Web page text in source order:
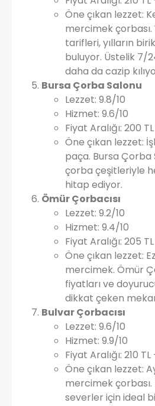
Öne çıkan lezzet:
mercimek çorbası.
tarifleri, yılların
buluyor. Üstelik 7/
daha da cazip
Bursa Çorba Salonu
Lezzet: 9.8/10
Hizmet: 9.6/10
Fiyat Aralığı: 200
Öne çıkan lezzet:
paça. Bursa Çorba
çorba çeşitleriyle
hitap ediyor.
Ömür Çorbacısı
Lezzet: 9.2/10
Hizmet: 9.4/10
Fiyat Aralığı: 205
Öne çıkan lezzet:
mercimek. Ömür
fiyatları ve
dikkat çeken
Bulvar Çorbacısı
Lezzet: 9.6/10
Hizmet: 9.9/10
Fiyat Aralığı: 210
Öne çıkan lezzet:
mercimek
severler için ideal